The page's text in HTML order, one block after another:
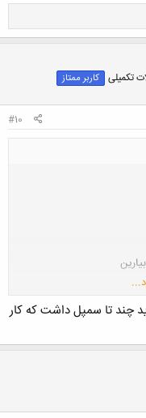
تکمیلی کاربر ممتاز
#10
هستن
!!!
چند تا سمپل داشت كه كار